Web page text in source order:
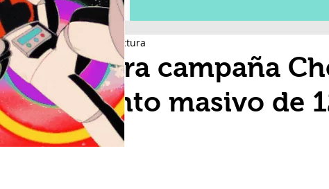
Cierra campaña
evento masivo de
2 min de lectura